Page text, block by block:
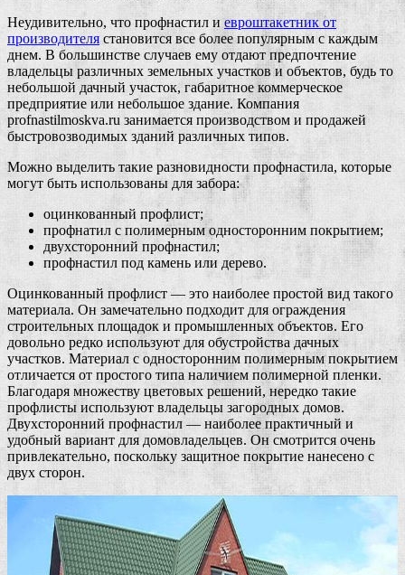
Неудивительно, что профнастил и евроштакетник от
производителя становится все более популярным с каждым
днем. В большинстве случаев ему отдают предпочтение
владельцы различных земельных участков и объектов, будь то
небольшой дачный участок, габаритное коммерческое
предприятие или небольшое здание. Компания
profnastilmoskva.ru занимается производством и продажей
быстровозводимых зданий различных типов.
Можно выделить такие разновидности профнастила, которые
могут быть использованы для забора:
оцинкованный профлист;
профнатил с полимерным односторонним покрытием;
двухсторонний профнастил;
профнастил под камень или дерево.
Оцинкованный профлист — это наиболее простой вид такого
материала. Он замечательно подходит для ограждения
строительных площадок и промышленных объектов. Его
довольно редко используют для обустройства дачных
участков. Материал с односторонним полимерным покрытием
отличается от простого типа наличием полимерной пленки.
Благодаря множеству цветовых решений, нередко такие
профлисты используют владельцы загородных домов.
Двухсторонний профнастил — наиболее практичный и
удобный вариант для домовладельцев. Он смотрится очень
привлекательно, поскольку защитное покрытие нанесено с
двух сторон.